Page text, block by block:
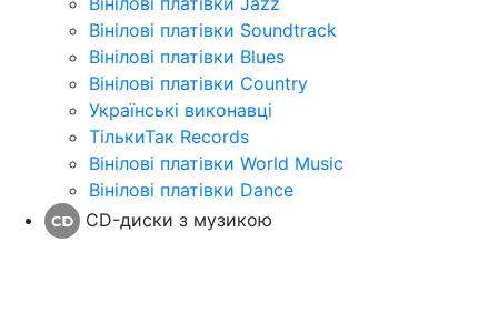
Вінілові платівки Soundtrack
Вінілові платівки Blues
Вінілові платівки Country
Українські виконавці
ТількиТак Records
Вінілові платівки World Music
Вінілові платівки Dance
CD-диски з музикою